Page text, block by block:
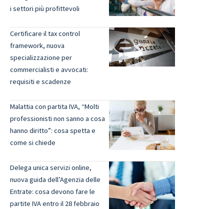
i settori più profittevoli
Certificare il tax control
framework, nuova
specializzazione per
commercialisti e avvocati:
requisiti e scadenze
Malattia con partita IVA, “Molti
professionisti non sanno a cosa
hanno diritto”: cosa spetta e
come si chiede
Delega unica servizi online,
nuova guida dell’Agenzia delle
Entrate: cosa devono fare le
partite IVA entro il 28 febbraio